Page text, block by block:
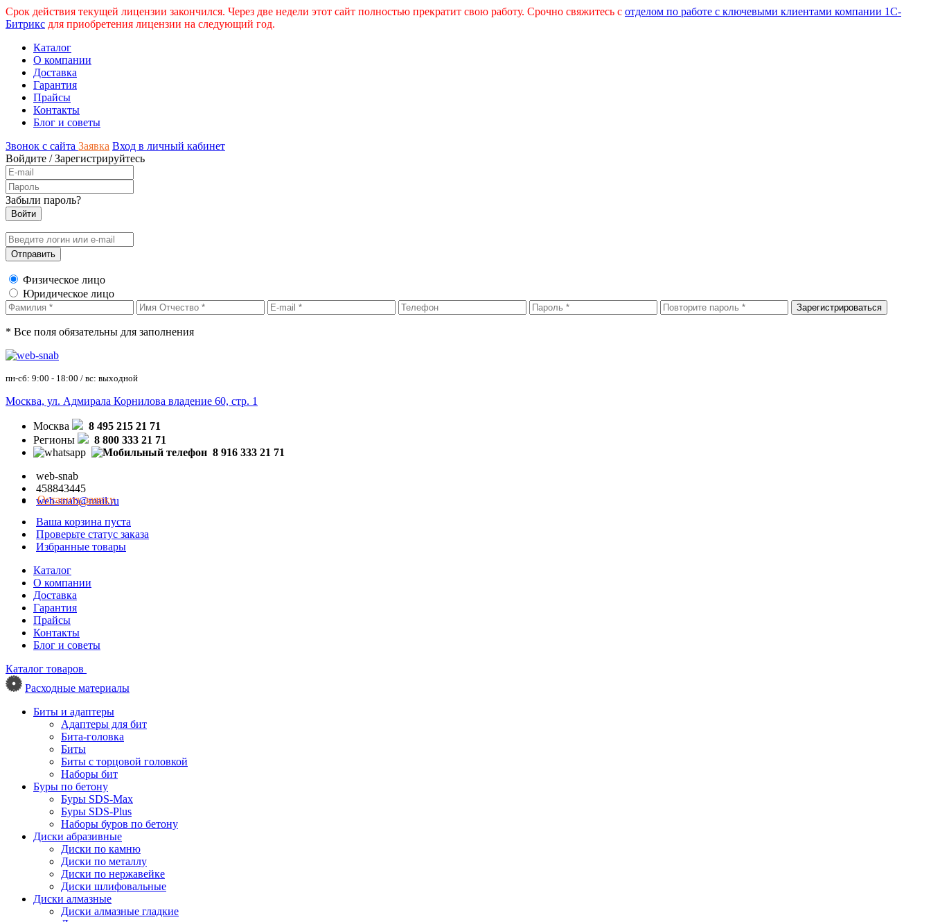
Срок действия текущей лицензии закончился. Через две недели этот сайт полностью прекратит свою работу. Срочно свяжитесь с отделом по работе с ключевыми клиентами компании 1С-
Битрикс для приобретения лицензии на следующий год.
Каталог
О компании
Доставка
Гарантия
Прайсы
Контакты
Блог и советы
Звонок с сайта Заявка Вход в личный кабинет
Войдите /Зарегистрируйтесь
Забыли пароль?
Физическое лицо
Юридическое лицо
* Все поля обязательны для заполнения
пн-сб: 9:00 - 18:00 / вс: выходной
Москва, ул. Адмирала Корнилова владение 60, стр. 1
Москва
8 495 215 21 71
Регионы
8 800 333 21 71
8 916 333 21 71
web-snab
458843445
web-snab@mail.ru
Оставить заявку
Ваша корзина пуста
Проверьте статус заказа
Избранные товары
Каталог
О компании
Доставка
Гарантия
Прайсы
Контакты
Блог и советы
Каталог товаров
Расходные материалы
Биты и адаптеры
Адаптеры для бит
Бита-головка
Биты
Биты с торцовой головкой
Наборы бит
Буры по бетону
Буры SDS-Max
Буры SDS-Plus
Наборы буров по бетону
Диски абразивные
Диски по камню
Диски по металлу
Диски по нержавейке
Диски шлифовальные
Диски алмазные
Диски алмазные гладкие